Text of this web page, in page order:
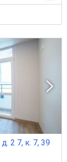
2 7, к. 7, 39